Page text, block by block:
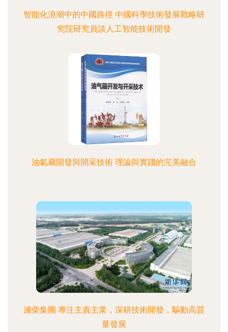
智能化浪潮中的中國路徑 中國科學技術發展戰略研
究院研究員談人工智能技術開發
油氣藏開發與開采技術 理論與實踐的完美融合
濰柴集團 專注主責主業，深耕技術開發，驅動高質
量發展